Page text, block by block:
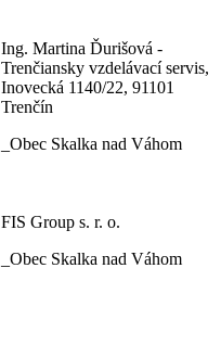
Ing. Martina Ďurišová -
Trenčiansky vzdelávací servis,
Inovecká 1140/22, 91101
Trenčín
_Obec Skalka nad Váhom
FIS Group s. r. o.
_Obec Skalka nad Váhom